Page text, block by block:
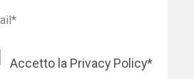
Accetto la Privacy Policy*